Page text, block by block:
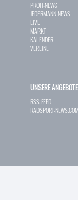
PROFI-NEWS
JEDERMANN-NEWS
LIVE
MARKT
KALENDER
VEREINE
UNSERE ANGEBOTE
RSS-FEED
RADSPORT-NEWS.COM